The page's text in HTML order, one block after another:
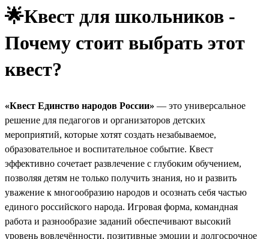
🌟Квест для школьников -
Почему стоит выбрать этот
квест?
«Квест Единство народов России» — это универсальное
решение для педагогов и организаторов детских
мероприятий, которые хотят создать незабываемое,
образовательное и воспитательное событие. Квест
эффективно сочетает развлечение с глубоким обучением,
позволяя детям не только получить знания, но и развить
уважение к многообразию народов и осознать себя частью
единого российского народа. Игровая форма, командная
работа и разнообразие заданий обеспечивают высокий
уровень вовлечённости, позитивные эмоции и долгосрочное